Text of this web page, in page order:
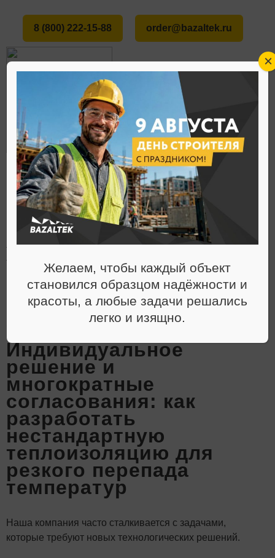
8 (800) 222-15-88 order@bazaltek.ru
ГЛАВНАЯ О НАС
НОВОСТИ
ИНДИВИДУАЛЬНОЕ РЕШЕНИЕ И
МНОГОКРАТНЫЕ СОГЛАСОВАНИЯ: КАК
ТЕПЛОИЗОЛЯЦИЮ ДЛЯ РЕЗКОГО ПЕРЕПАДА
ТЕМПЕРАТУР
Новости
Индивидуальное
решение и
многократные
согласования: как
разработать
нестандартную
теплоизоляцию для
резкого перепада
температур
Наша компания часто сталкивается с задачами,
которые требуют новых технологических решений.
Желаем, чтобы каждый объект
становился образцом надёжности и
красоты, а любые задачи решались
легко и изящно.
×